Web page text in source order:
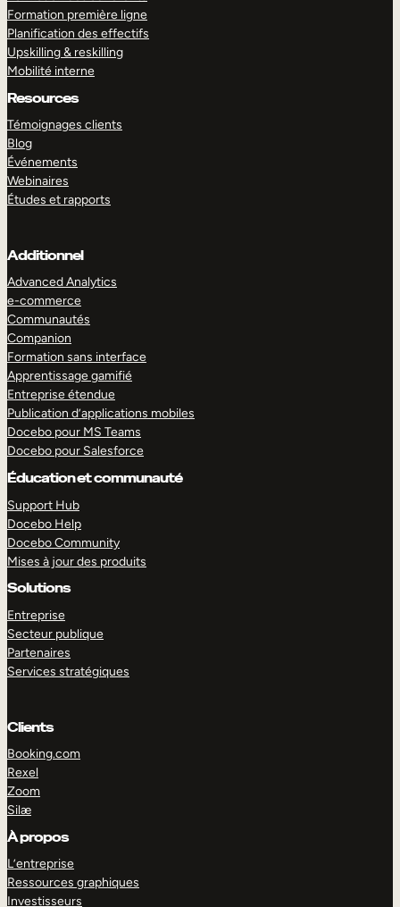
Formation première ligne
Planification des effectifs
Upskilling & reskilling
Mobilité interne
Resources
Témoignages clients
Blog
Événements
Webinaires
Études et rapports
Additionnel
Advanced Analytics
e-commerce
Communautés
Companion
Formation sans interface
Apprentissage gamifié
Entreprise étendue
Publication d’applications mobiles
Docebo pour MS Teams
Docebo pour Salesforce
Éducation et communauté
Support Hub
Docebo Help
Docebo Community
Mises à jour des produits
Solutions
Entreprise
Secteur publique
Partenaires
Services stratégiques
Clients
Booking.com
Rexel
Zoom
Silæ
À propos
L’entreprise
Ressources graphiques
Investisseurs